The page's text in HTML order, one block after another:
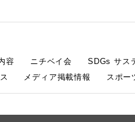
容 ニチベイ会 SDGs サス
メディア掲載情報 スポー